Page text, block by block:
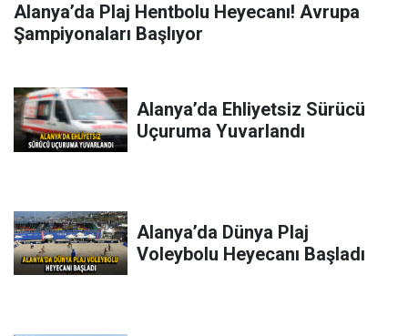
Alanya’da Plaj Hentbolu Heyecanı! Avrupa
Şampiyonaları Başlıyor
Alanya’da Ehliyetsiz Sürücü
Uçuruma Yuvarlandı
Alanya’da Dünya Plaj
Voleybolu Heyecanı Başladı